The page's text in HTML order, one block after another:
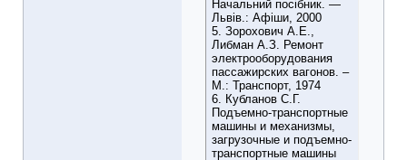
Начальний посібник. ―
Львів.: Афіши, 2000
5. Зорохович А.Е.,
Либман А.З. Ремонт
электрооборудования
пассажирских вагонов. –
М.: Транспорт, 1974
6. Кубланов С.Г.
Подъемно-транспортные
машины и механизмы,
загрузочные и подъемно-
транспортные машины